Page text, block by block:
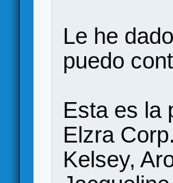
Le he
puedo
Esta es la
Elzra
Kelsey,